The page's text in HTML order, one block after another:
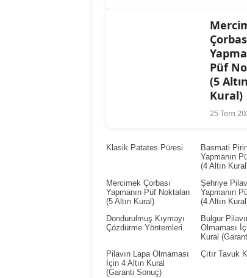
Püf
(5 Altın
Kural)
25 Tem
Klasik Patates Püresi
Basmati
Yapmanın
(4 Altın
Mercimek Çorbası
Yapmanın Püf Noktaları
(5 Altın Kural)
Şehriye
Yapmanın
(4 Altın
Dondurulmuş Kıymayı
Çözdürme Yöntemleri
Bulgur
Olmaması
Kural
Pilavın Lapa Olmaması
İçin 4 Altın Kural
(Garanti Sonuç)
Çıtır Tavuk